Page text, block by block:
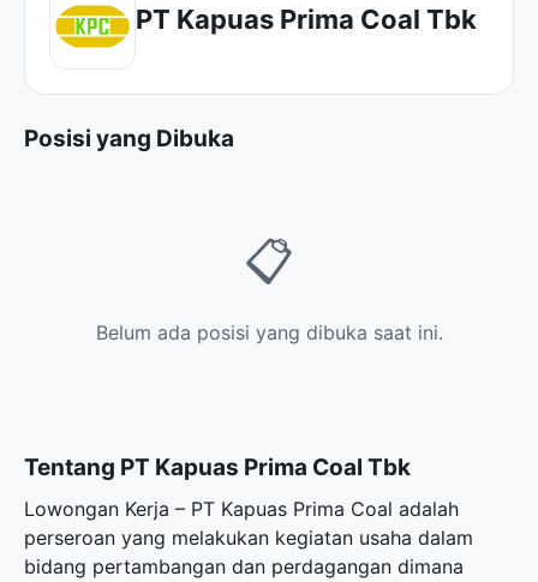
PT Kapuas Prima Coal Tbk
Posisi yang Dibuka
📋
Belum ada posisi yang dibuka saat ini.
Tentang PT Kapuas Prima Coal Tbk
Lowongan Kerja – PT Kapuas Prima Coal adalah
perseroan yang melakukan kegiatan usaha dalam
bidang pertambangan dan perdagangan dimana